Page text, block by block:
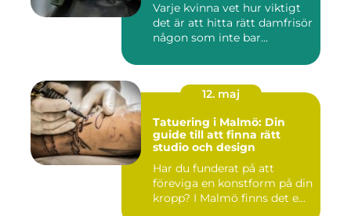
Varje kvinna vet hur viktigt
det är att hitta rätt damfrisör
någon som inte bar...
12. maj
Tatuering i Malmö: Din
guide till att finna rätt
studio och design
Har du funderat på att
föreviga en konstform på din
kropp? I Malmö finns det e...